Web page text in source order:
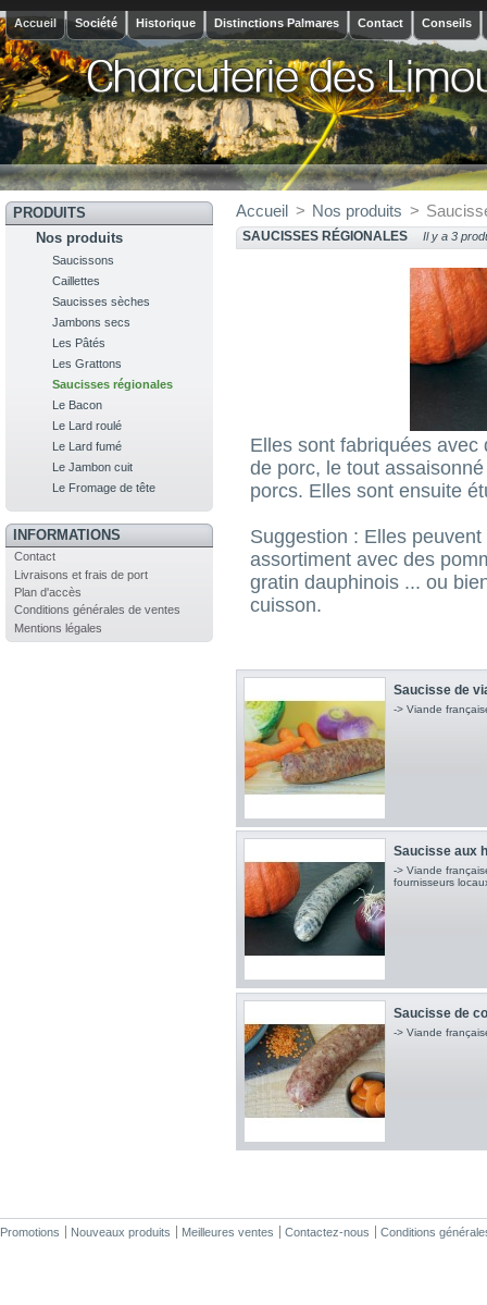
Accueil Société Historique Distinctions Palmares Contact Conseils
PRODUITS
Nos produits
Saucissons
Caillettes
Saucisses sèches
Jambons secs
Les Pâtés
Les Grattons
Saucisses régionales
Le Bacon
Le Lard roulé
Le Lard fumé
Le Jambon cuit
Le Fromage de tête
INFORMATIONS
Contact
Livraisons et frais de port
Plan d'accès
Conditions générales de ventes
Mentions légales
Accueil > Nos produits >
SAUCISSES RÉGIONALES Il y a 3
Elles sont fabriquées
de porc, le tout
porcs. Elles sont ensuite
Suggestion : Elles
assortiment avec des
gratin dauphinois ... ou
cuisson.
Saucisse de
-> Viande
Saucisse aux
-> Viande
fournisseurs
Saucisse de
-> Viande
Promotions Nouveaux produits Meilleures ventes Contactez-nous Conditions